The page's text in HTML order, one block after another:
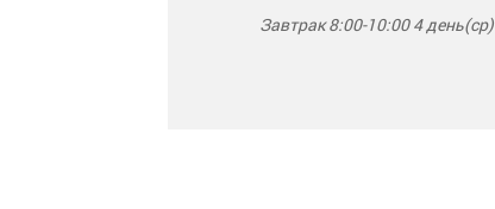
Завтрак 8:00-10:00 4 день(ср)